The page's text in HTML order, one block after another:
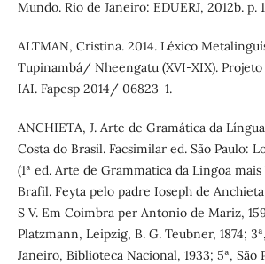
Mundo. Rio de Janeiro: EDUERJ, 2012b. p.
ALTMAN, Cristina. 2014. Léxico
Tupinambá/ Nheengatu (XVI-XIX).
IAI. Fapesp 2014/ 06823-1.
ANCHIETA, J. Arte de Gramática da
Costa do Brasil. Facsimilar ed. São Paulo:
(1ª ed. Arte de Grammatica da Lingoa mais
Braſil. Feyta pelo padre Ioseph de
S V. Em Coimbra per Antonio de Mariz,
Platzmann, Leipzig, B. G. Teubner, 1874;
Janeiro, Biblioteca Nacional, 1933; 5ª, São